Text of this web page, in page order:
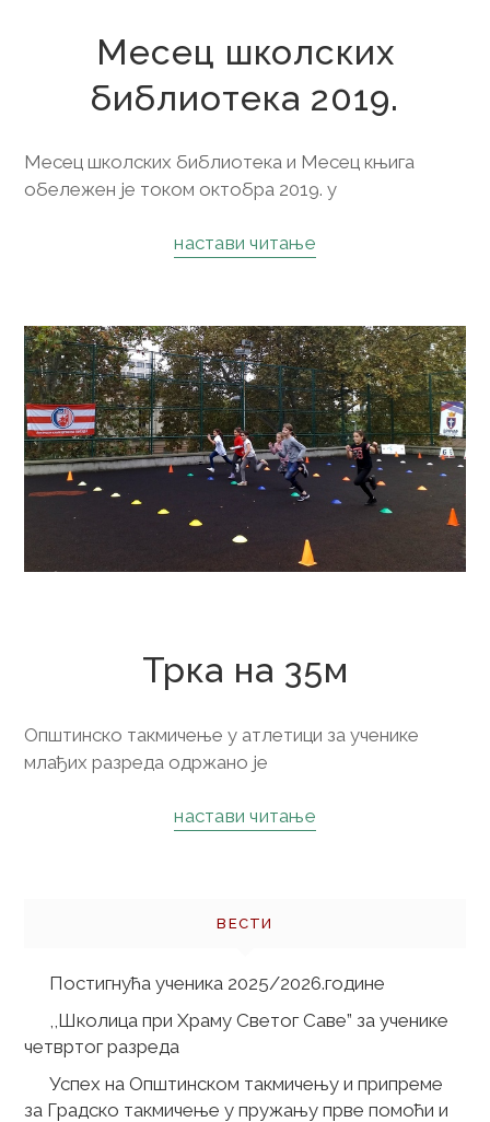
Месец школских
библиотека 2019.
Месец школских библиотека и Месец књига
обележен је током октобра 2019. у
настави читање
Трка на 35м
Општинско такмичење у атлетици за ученике
млађих разреда одржано је
настави читање
ВЕСТИ
Постигнућа ученика 2025/2026.године
,,Школица при Храму Светог Саве” за ученике
четвртог разреда
Успех на Општинском такмичењу и припреме
за Градско такмичење у пружању прве помоћи и